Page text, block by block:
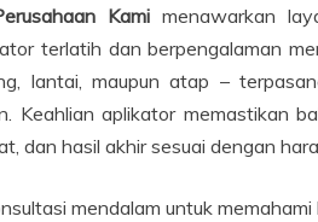
Kamimenawarkan
terlatih dan berpengalaman
lantai, maupun atap –
Keahlian aplikator memastikan
dan hasil akhir sesuai dengan
mendalam untuk